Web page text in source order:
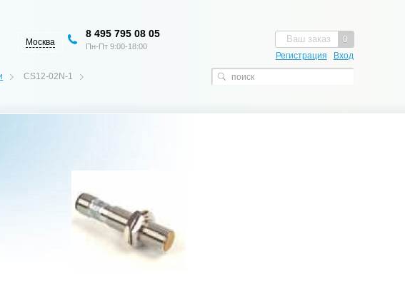
0
Ваш заказ
Регистрация Вход
Москва
8 495 795 08 05
Пн-Пт 9:00-18:00
CS12-02N-1